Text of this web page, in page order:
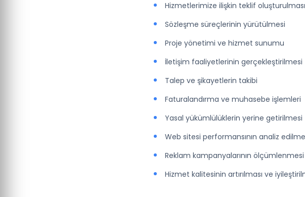
Hizmetlerimize ilişkin teklif
Sözleşme süreçlerinin yürütülmesi
Proje yönetimi ve hizmet sunumu
İletişim faaliyetlerinin gerçekleştirilmesi
Talep ve şikayetlerin takibi
Faturalandırma ve muhasebe işlemleri
Yasal yükümlülüklerin yerine getirilmesi
Web sitesi performansının analiz
Reklam kampanyalarının
Hizmet kalitesinin artırılması ve